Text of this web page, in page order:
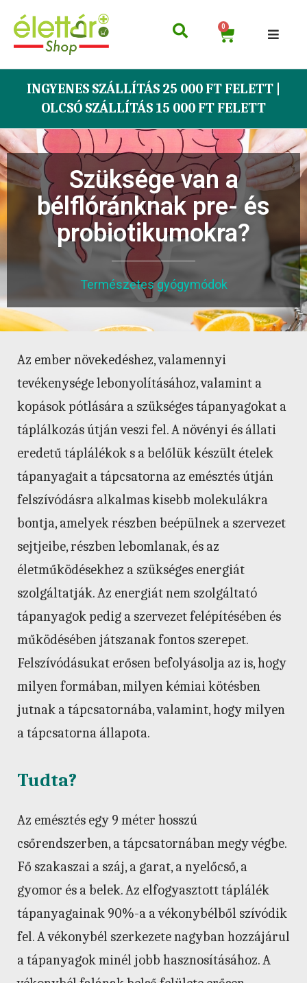
0
INGYENES SZÁLLÍTÁS 25 000 FT FELETT |
OLCSÓ SZÁLLÍTÁS 15 000 FT FELETT
Szüksége van a
bélflóránknak pre- és
probiotikumokra?
Természetes gyógymódok
Az ember növekedéshez, valamennyi
tevékenysége lebonyolításához, valamint a
kopások pótlására a szükséges tápanyagokat a
táplálkozás útján veszi fel. A növényi és állati
eredetű táplálékok s a belőlük készült ételek
tápanyagait a tápcsatorna az emésztés útján
felszívódásra alkalmas kisebb molekulákra
bontja, amelyek részben beépülnek a szervezet
sejtjeibe, részben lebomlanak, és az
életműködésekhez a szükséges energiát
szolgáltatják. Az energiát nem szolgáltató
tápanyagok pedig a szervezet felépítésében és
működésében játszanak fontos szerepet.
Felszívódásukat erősen befolyásolja az is, hogy
milyen formában, milyen kémiai kötésben
jutnak a tápcsatornába, valamint, hogy milyen
a tápcsatorna állapota.
Tudta?
Az emésztés egy 9 méter hosszú
csőrendszerben, a tápcsatornában megy végbe.
Fő szakaszai a száj, a garat, a nyelőcső, a
gyomor és a belek. Az elfogyasztott táplálék
tápanyagainak 90%-a a vékonybélből szívódik
fel. A vékonybél szerkezete nagyban hozzájárul
a tápanyagok minél jobb hasznosításához. A